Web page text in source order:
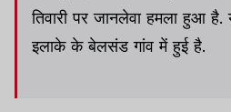
तिवारी पर जानलेवा हमला हुआ है.
इलाके के बेलसंड गांव में हुई है.